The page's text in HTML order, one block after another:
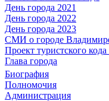
День города 2021
День города 2022
День города 2023
СМИ о городе
Проект туристского
Глава города
Биография
Полномочия
Администрация